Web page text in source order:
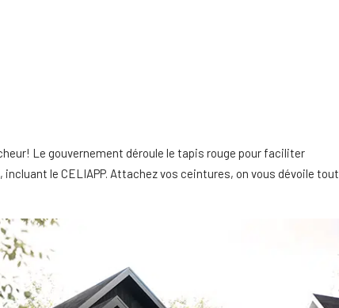
Le gouvernement déroule le tapis rouge pour faciliter
le CELIAPP. Attachez vos ceintures, on vous dévoile tout